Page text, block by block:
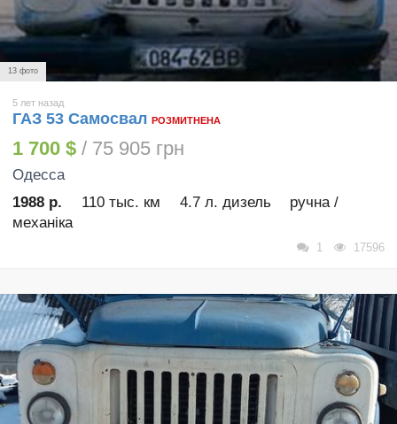
13 фото
5 лет назад
ГАЗ 53 Самосвал РОЗМИТНЕНА
1 700 $ / 75 905 грн
Одесса
1988 р.
110 тыс. км 4.7 л. дизель
ручна /
механіка
1 17596